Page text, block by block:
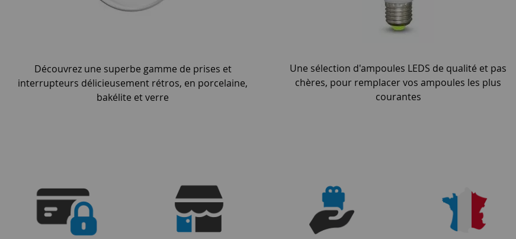
Découvrez une superbe gamme de prises et
interrupteurs délicieusement rétros, en porcelaine,
bakélite et verre
Une sélection d'ampoules LEDS de qualité et pas
chères, pour remplacer vos ampoules les plus
courantes